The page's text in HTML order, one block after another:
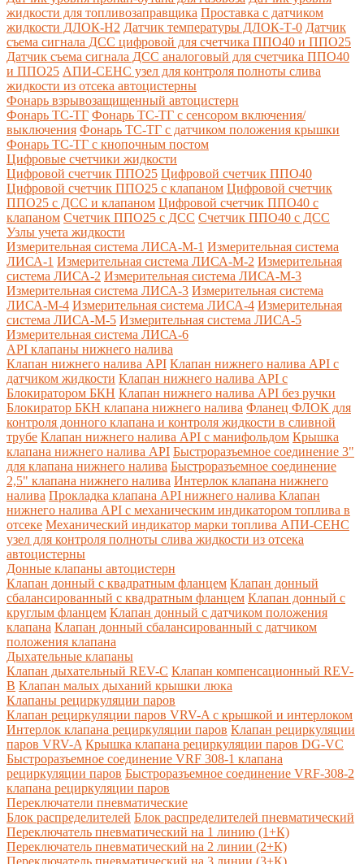
жидкости для топливозаправщика Проставка с датчиком
жидкости ДЛОК-Н2 Датчик температуры ДЛОК-Т-0 Датчик
съема сигнала ДСС цифровой для счетчика ППО40 и ППО25
Датчик съема сигнала ДСС аналоговый для счетчика ППО40
и ППО25 АПИ-СЕНС узел для контроля полноты слива
жидкости из отсека автоцистерны
Фонарь взрывозащищенный автоцистерн
Фонарь ТС-ТГ Фонарь ТС-ТГ с сенсором включения/
выключения Фонарь ТС-ТГ с датчиком положения крышки
Фонарь ТС-ТГ с кнопочным постом
Цифровые счетчики жидкости
Цифровой счетчик ППО25 Цифровой счетчик ППО40
Цифровой счетчик ППО25 с клапаном Цифровой счетчик
ППО25 с ДСС и клапаном Цифровой счетчик ППО40 с
клапаном Счетчик ППО25 с ДСС Счетчик ППО40 с ДСС
Узлы учета жидкости
Измерительная система ЛИСА-М-1 Измерительная система
ЛИСА-1 Измерительная система ЛИСА-М-2 Измерительная
система ЛИСА-2 Измерительная система ЛИСА-М-3
Измерительная система ЛИСА-3 Измерительная система
ЛИСА-М-4 Измерительная система ЛИСА-4 Измерительная
система ЛИСА-М-5 Измерительная система ЛИСА-5
Измерительная система ЛИСА-6
API клапаны нижнего налива
Клапан нижнего налива API Клапан нижнего налива API с
датчиком жидкости Клапан нижнего налива API с
Блокиратором БКН Клапан нижнего налива API без ручки
Блокиратор БКН клапана нижнего налива Фланец ФЛОК для
контроля донного клапана и контроля жидкости в сливной
трубе Клапан нижнего налива API с манифольдом Крышка
клапана нижнего налива API Быстроразъемное соединение 3"
для клапана нижнего налива Быстроразъемное соединение
2,5" клапана нижнего налива Интерлок клапана нижнего
налива Прокладка клапана API нижнего налива Клапан
нижнего налива API с механическим индикатором топлива в
отсеке Механический индикатор марки топлива АПИ-СЕНС
узел для контроля полноты слива жидкости из отсека
автоцистерны
Донные клапаны автоцистерн
Клапан донный с квадратным фланцем Клапан донный
сбалансированный с квадратным фланцем Клапан донный с
круглым фланцем Клапан донный с датчиком положения
клапана Клапан донный сбалансированный с датчиком
положения клапана
Дыхательные клапаны
Клапан дыхательный REV-C Клапан компенсационный REV-
B Клапан малых дыханий крышки люка
Клапаны рециркуляции паров
Клапан рециркуляции паров VRV-A с крышкой и интерлоком
Интерлок клапана рециркуляции паров Клапан рециркуляции
паров VRV-A Крышка клапана рециркуляции паров DG-VC
Быстроразъемное соединение VRF 308-1 клапана
рециркуляции паров Быстроразъемное соединение VRF-308-2
клапана рециркуляции паров
Переключатели пневматические
Блок распределителей Блок распределителей пневматический
Переключатель пневматический на 1 линию (1+К)
Переключатель пневматический на 2 линии (2+К)
Переключатель пневматический на 3 линии (3+К)